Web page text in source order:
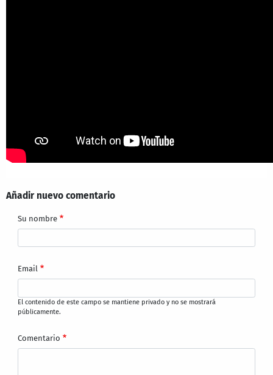
Añadir nuevo comentario
Su nombre
Email
El contenido de este campo se mantiene privado y no se mostrará
públicamente.
Comentario